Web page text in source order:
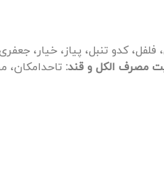
کدو تنبل، پیاز، خیار،
مصرف الکل و قند: تاحدامکان،